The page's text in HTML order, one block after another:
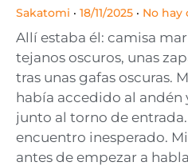
Sakatomi 18/11/2025 No hay
Allí estaba él: camisa
tejanos oscuros, unas
tras unas gafas oscuras.
había accedido al andén
junto al torno de
encuentro inesperado.
antes de empezar a